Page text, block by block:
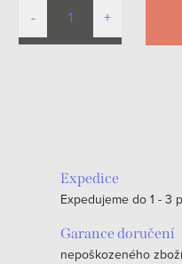
Expedice
Expedujeme do 1 - 3
Garance doručení
nepoškozeného zboží